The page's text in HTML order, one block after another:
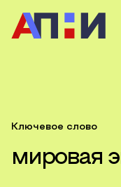
Ключевое слово
мировая